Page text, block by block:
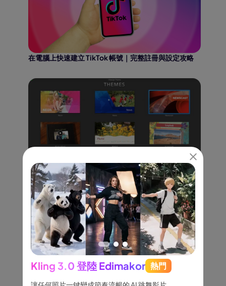
在電腦上快速建立 TikTok 帳號｜完整註冊與設定攻略
[終極指南] 如何使用或更改 iMovie 主題和模板
Kling 3.0 登陸 Edimakor 熱門